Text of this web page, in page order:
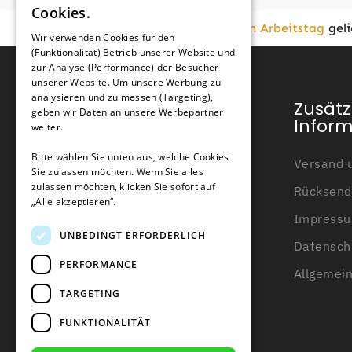
Zusätzliche Informationen
Typ
Anzahl der Drahtverbinder
am nächsten Arbeitstag
Kundendienst
Kundendienst
Kontakt
Über uns
Versand
GERMAN
Cookies.
Wir verwenden Cookies für den
(Funktionalität) Betrieb unserer Website und
zur Analyse (Performance) der Besucher
unserer Website. Um unsere Werbung zu
analysieren und zu messen (Targeting),
geben wir Daten an unsere Werbepartner
weiter.
Bitte wählen Sie unten aus, welche Cookies
Sie zulassen möchten. Wenn Sie alles
zulassen möchten, klicken Sie sofort auf
„Alle akzeptieren“.
UNBEDINGT ERFORDERLICH
PERFORMANCE
TARGETING
FUNKTIONALITÄT